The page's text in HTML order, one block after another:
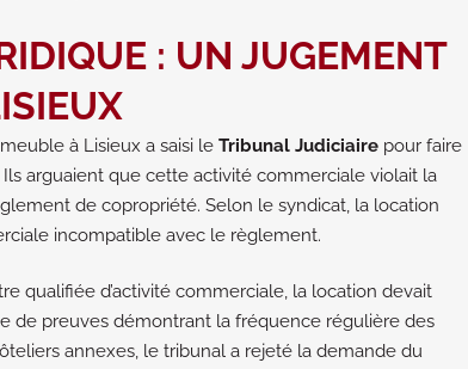
: UN JUGEMENT
à Lisieux a saisi le Tribunal Judiciaire pour faire
Ils arguaient que cette activité commerciale violait la
de copropriété. Selon le syndicat, la location
incompatible avec le règlement.
qualifiée d’activité commerciale, la location devait
de preuves démontrant la fréquence régulière des
annexes, le tribunal a rejeté la demande du